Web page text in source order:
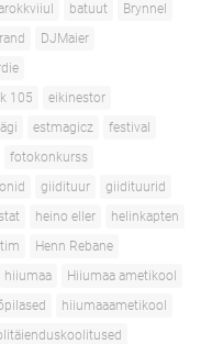
batuut
Brynnel
DJMaier
105
eikinestor
estmagicz
festival
fotokonkurss
giidituur
giidituurid
heino eller
helinkapten
Henn Rebane
hiiumaa
Hiiumaa ametikool
hiiumaaametikool